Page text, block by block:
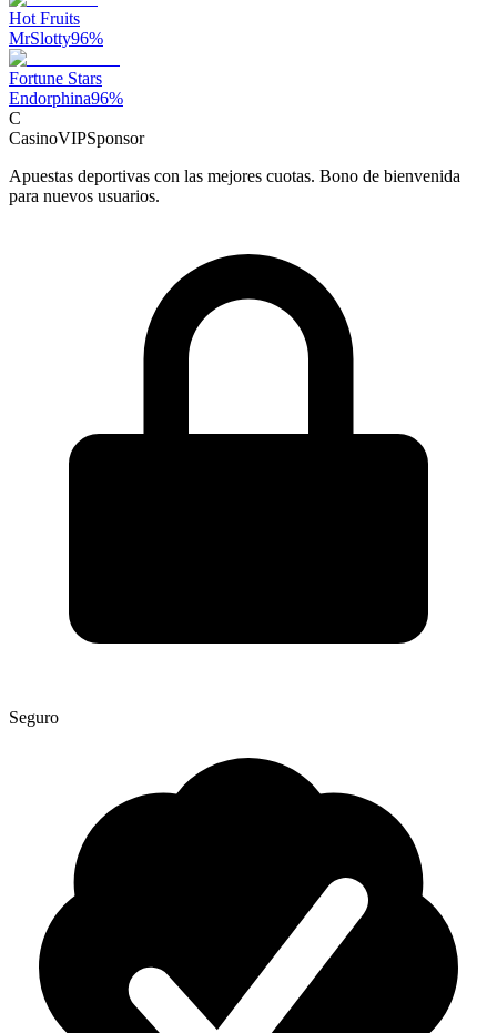
Hot Fruits
MrSlotty96%
Fortune Stars
Endorphina96%
C
CasinoVIPSponsor
Apuestas deportivas con las mejores cuotas. Bono de bienvenida
para nuevos usuarios.
Seguro